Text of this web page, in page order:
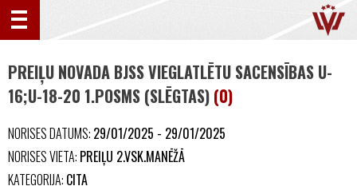
PREIĻU NOVADA BJSS VIEGLATLĒTU SACENSĪBAS U-
16;U-18-20 1.POSMS (SLĒGTAS) (0)
NORISES DATUMS: 29/01/2025 - 29/01/2025
NORISES VIETA: PREIĻU 2.VSK.MANĒŽĀ
KATEGORIJA: CITA